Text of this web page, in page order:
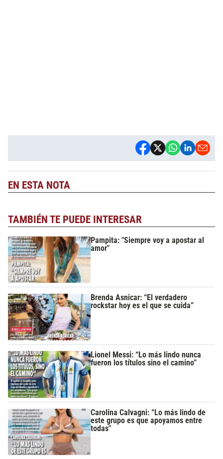
EN ESTA NOTA
TAMBIÉN TE PUEDE INTERESAR
Pampita: "Siempre voy a apostar al
amor"
Brenda Asnicar: “El verdadero
rockstar hoy es el que se cuida”
Lionel Messi: “Lo más lindo nunca
fueron los títulos sino el camino”
Carolina Calvagni: “Lo más lindo de
este grupo es que apoyamos entre
todas"